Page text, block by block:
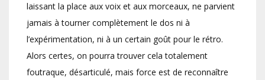
laissant la place aux voix et aux morceaux, ne parvient
jamais à tourner complètement le dos ni à
l’expérimentation, ni à un certain goût pour le rétro.
Alors certes, on pourra trouver cela totalement
foutraque, désarticulé, mais force est de reconnaître